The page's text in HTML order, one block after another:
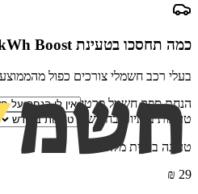
כמה תחסכו בטעינתBoost
בעלי רכב חשמלי צורכים כפול
הנחת ספק חשמל פרטי
טעינות ביתיות בחודש
טעינה ביתית מלאה
29
₪